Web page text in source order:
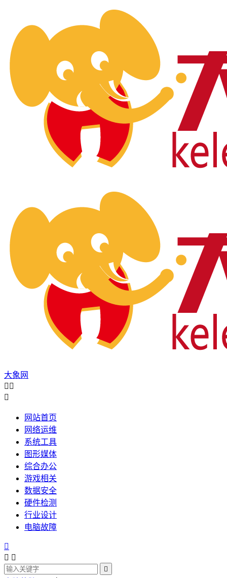
大象网
 

网站首页
网络运维
系统工具
图形媒体
综合办公
游戏相关
数据安全
硬件检测
行业设计
电脑故障

 
